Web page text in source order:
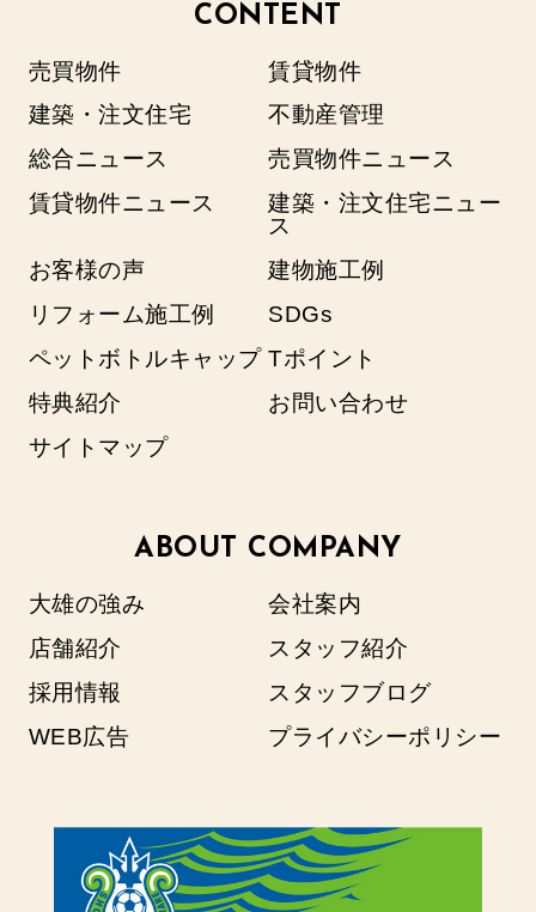
CONTENT
売買物件
賃貸物件
建築・注文住宅
不動産管理
総合ニュース
売買物件ニュース
賃貸物件ニュース
建築・注文住宅ニュー
ス
お客様の声
建物施工例
リフォーム施工例
SDGs
ペットボトルキャップ Tポイント
特典紹介
お問い合わせ
サイトマップ
ABOUT COMPANY
大雄の強み
会社案内
店舗紹介
スタッフ紹介
採用情報
スタッフブログ
WEB広告
プライバシーポリシー